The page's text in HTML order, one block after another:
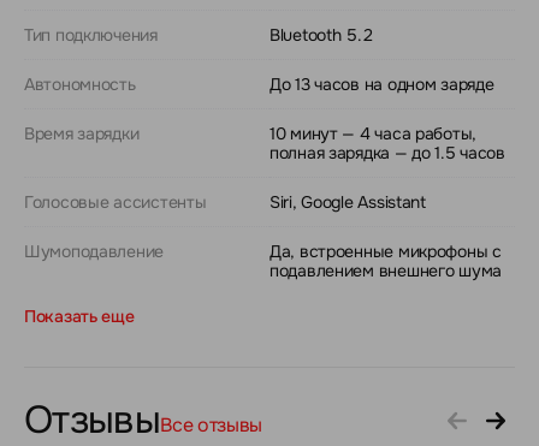
Тип подключения Bluetooth 5.2
Автономность До 13 часов на одном заряде
Время зарядки
10 минут — 4 часа работы,
полная зарядка — до 1.5 часов
Голосовые ассистенты Siri, Google Assistant
Шумоподавление
Да, встроенные микрофоны с
подавлением внешнего шума
Показать еще
ОтзывыВсе отзывы